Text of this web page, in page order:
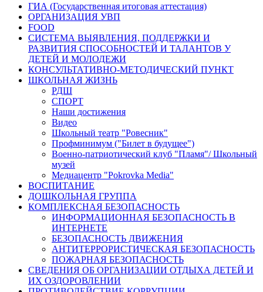
ГИА (Государственная итоговая аттестация)
ОРГАНИЗАЦИЯ УВП
FOOD
СИСТЕМА ВЫЯВЛЕНИЯ, ПОДДЕРЖКИ И
РАЗВИТИЯ СПОСОБНОСТЕЙ И ТАЛАНТОВ У
ДЕТЕЙ И МОЛОДЕЖИ
КОНСУЛЬТАТИВНО-МЕТОДИЧЕСКИЙ ПУНКТ
ШКОЛЬНАЯ ЖИЗНЬ
РДШ
СПОРТ
Наши достижения
Видео
Школьный театр "Ровесник"
Профминимум ("Билет в будущее")
Военно-патриотический клуб "Пламя"/ Школьный
музей
Медиацентр "Pokrovka Media"
ВОСПИТАНИЕ
ДОШКОЛЬНАЯ ГРУППА
КОМПЛЕКСНАЯ БЕЗОПАСНОСТЬ
ИНФОРМАЦИОННАЯ БЕЗОПАСНОСТЬ В
ИНТЕРНЕТЕ
БЕЗОПАСНОСТЬ ДВИЖЕНИЯ
АНТИТЕРРОРИСТИЧЕСКАЯ БЕЗОПАСНОСТЬ
ПОЖАРНАЯ БЕЗОПАСНОСТЬ
СВЕДЕНИЯ ОБ ОРГАНИЗАЦИИ ОТДЫХА ДЕТЕЙ И
ИХ ОЗДОРОВЛЕНИИ